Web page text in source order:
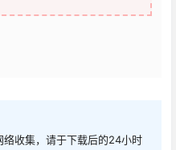
收集，请于下载后的24小时